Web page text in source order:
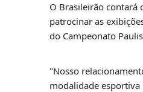
O Brasileirão contará
patrocinar as
do Campeonato
"Nosso
modalidade